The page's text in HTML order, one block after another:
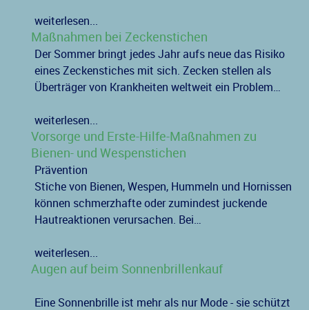
weiterlesen...
Maßnahmen bei Zeckenstichen
Der Sommer bringt jedes Jahr aufs neue das Risiko
eines Zeckenstiches mit sich. Zecken stellen als
Überträger von Krankheiten weltweit ein Problem…
weiterlesen...
Vorsorge und Erste-Hilfe-Maßnahmen zu
Bienen- und Wespenstichen
Prävention
Stiche von Bienen, Wespen, Hummeln und Hornissen
können schmerzhafte oder zumindest juckende
Hautreaktionen verursachen. Bei…
weiterlesen...
Augen auf beim Sonnenbrillenkauf
Eine Sonnenbrille ist mehr als nur Mode - sie schützt